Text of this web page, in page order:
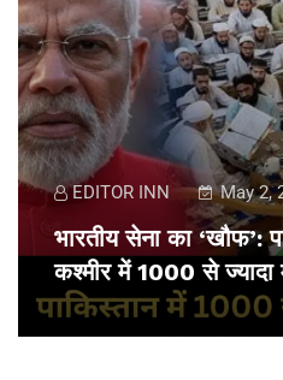
EDITOR INN May 2,
भारतीय सेना का ‘खौफ’:
कश्मीर में 1000 से ज्‍यादा